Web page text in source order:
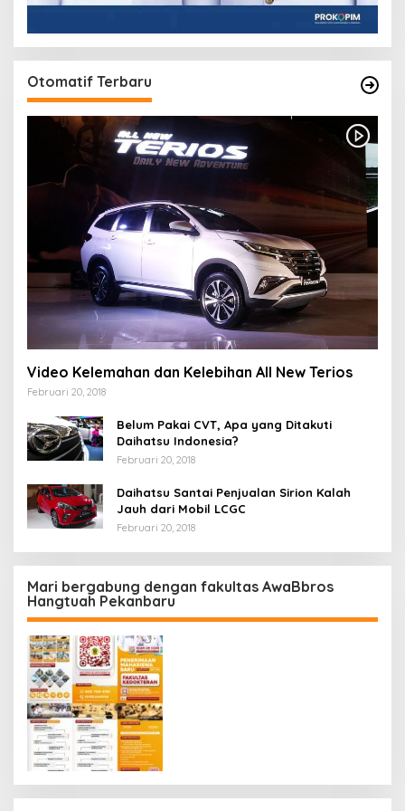
Otomatif Terbaru
Video Kelemahan dan Kelebihan All New Terios
Februari 20, 2018
Belum Pakai CVT, Apa yang Ditakuti
Daihatsu Indonesia?
Februari 20, 2018
Daihatsu Santai Penjualan Sirion Kalah
Jauh dari Mobil LCGC
Februari 20, 2018
Mari bergabung dengan fakultas AwaBbros
Hangtuah Pekanbaru